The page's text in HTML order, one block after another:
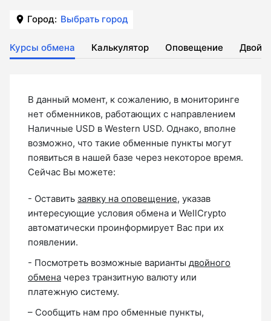
Город: Выбрать город
Курсы обмена Калькулятор Оповещение
В данный момент, к сожалению, в мониторинге
нет обменников, работающих с направлением
Наличные USD в Western USD. Однако, вполне
возможно, что такие обменные пункты могут
появиться в нашей базе через некоторое время.
Сейчас Вы можете:
- Оставить заявку на оповещение, указав
интересующие условия обмена и WellCrypto
автоматически проинформирует Вас при их
появлении.
- Посмотреть возможные варианты двойного
обмена через транзитную валюту или
платежную систему.
– Сообщить нам про обменные пункты,